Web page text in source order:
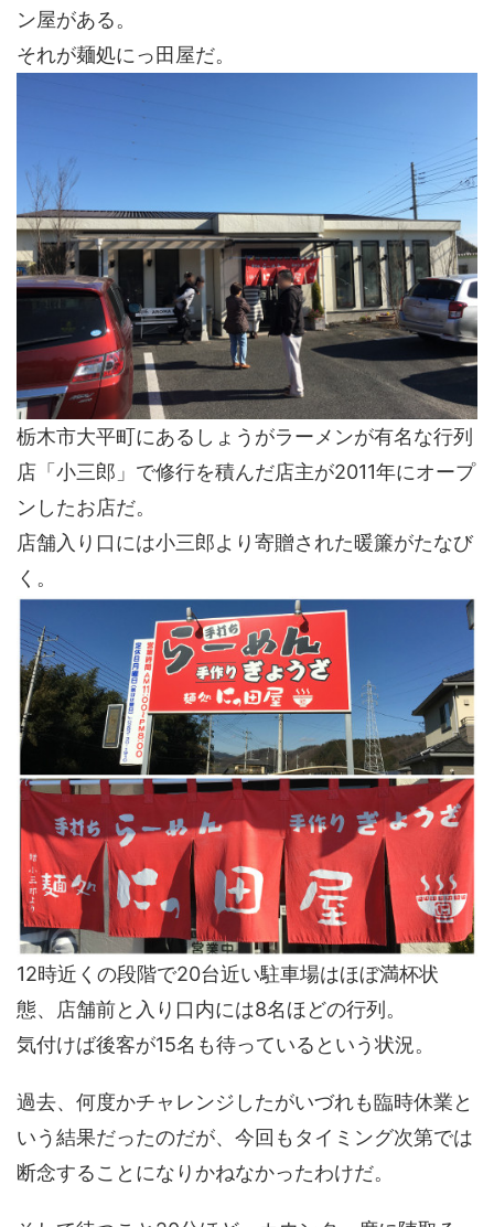
ン屋がある。
それが麺処にっ田屋だ。
栃木市大平町にあるしょうがラーメンが有名な行列
店「小三郎」で修行を積んだ店主が2011年にオープ
ンしたお店だ。
店舗入り口には小三郎より寄贈された暖簾がたなび
く。
12時近くの段階で20台近い駐車場はほぼ満杯状
態、店舗前と入り口内には8名ほどの行列。
気付けば後客が15名も待っているという状況。
過去、何度かチャレンジしたがいづれも臨時休業と
いう結果だったのだが、今回もタイミング次第では
断念することになりかねなかったわけだ。